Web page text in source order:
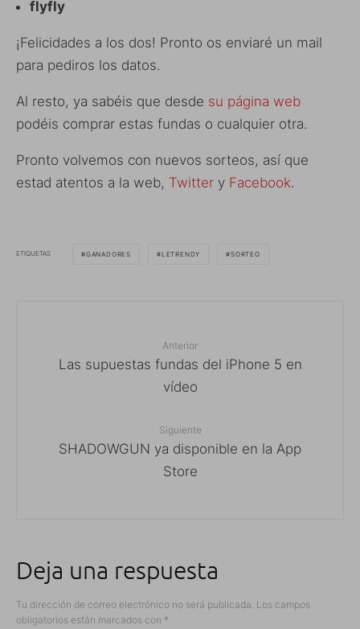
flyfly
¡Felicidades a los dos! Pronto os enviaré un mail
para pediros los datos.
Al resto, ya sabéis que desde su página web
podéis comprar estas fundas o cualquier otra.
Pronto volvemos con nuevos sorteos, así que
estad atentos a la web, Twitter y Facebook.
ETIQUETAS GANADORES LETRENDY SORTEO
Anterior
Las supuestas fundas del iPhone 5 en
vídeo
Siguiente
SHADOWGUN ya disponible en la App
Store
Deja una respuesta
Tu dirección de correo electrónico no será publicada. Los campos
obligatorios están marcados con *